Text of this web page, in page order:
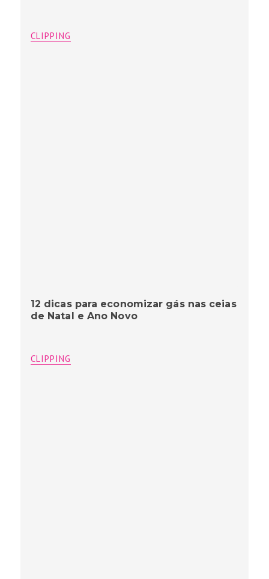
CLIPPING
12 dicas para economizar gás nas ceias
de Natal e Ano Novo
CLIPPING